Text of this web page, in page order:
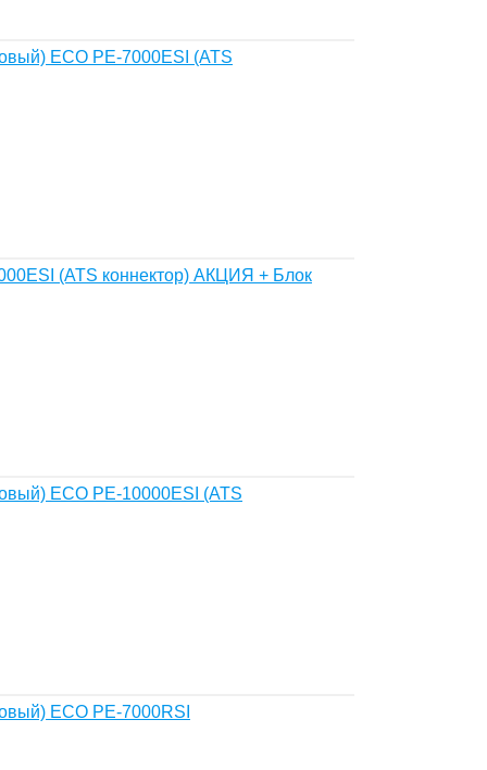
ECO PE-7000ESI (ATS
(ATS коннектор) АКЦИЯ + Блок
ECO PE-10000ESI (ATS
ECO PE-7000RSI